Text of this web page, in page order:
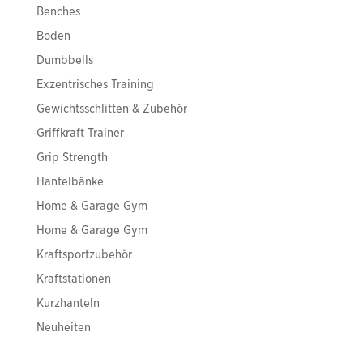
Benches
Boden
Dumbbells
Exzentrisches Training
Gewichtsschlitten & Zubehör
Griffkraft Trainer
Grip Strength
Hantelbänke
Home & Garage Gym
Home & Garage Gym
Kraftsportzubehör
Kraftstationen
Kurzhanteln
Neuheiten